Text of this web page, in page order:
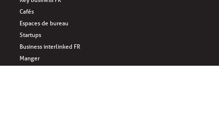
Cafés
Espaces de bureau
Startups
Business interlinked FR
Manger